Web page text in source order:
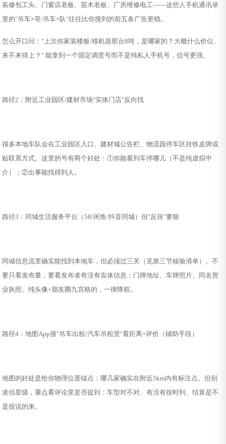
装修包工头、门窗店老板、苗木老板、厂房维修电工——这些人手机通讯录
里的"吊车×哥/吊车×队"往往比你搜到的前五条广告更稳。
怎么开口问："上次你家装楼板/移机器那台8吨，是哪家的？大概什么价位、
来不来得上？" 能拿到一个固定调度号而不是纯私人手机号，信号更强。
路径2：附近工业园区/建材市场"实体门店"反向找
很多本地车队会在工业园区入口、建材城公告栏、物流园停车区挂铁皮牌或
贴联系方式。这里的号有两个好处：①你能看到车停哪儿（不是纯虚拟中
介）；②出事能找得到人。
路径3：同城生活服务平台（58/闲鱼/抖音同城）但"反筛"要狠
同城信息流里确实能找到本地车，但必须过三关（见第三节核验清单）。不
要只看发布量，要看发布者有没有实体信息：门牌地址、车牌照片、同名营
业执照。纯头像+朋友圈九宫格的，一律降权。
路径4：地图App搜"吊车出租/汽车吊租赁"看距离+评价（辅助手段）
地图的好处是给你物理位置锚点：哪几家确实在附近5km内有标注点。但别
迷信星级，重点看评论里是否提到：车型对不对、有没有按时到、结算是不
是按说的来。